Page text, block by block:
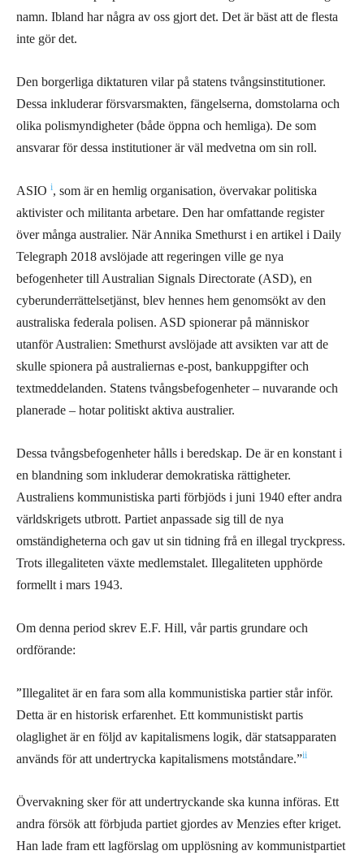
namn. Ibland har några av oss gjort det. Det är bäst att de flesta
inte gör det.
Den borgerliga diktaturen vilar på statens tvångsinstitutioner.
Dessa inkluderar försvarsmakten, fängelserna, domstolarna och
olika polismyndigheter (både öppna och hemliga). De som
ansvarar för dessa institutioner är väl medvetna om sin roll.
ASIO i, som är en hemlig organisation, övervakar politiska
aktivister och militanta arbetare. Den har omfattande register
över många australier. När Annika Smethurst i en artikel i Daily
Telegraph 2018 avslöjade att regeringen ville ge nya
befogenheter till Australian Signals Directorate (ASD), en
cyberunderrättelsetjänst, blev hennes hem genomsökt av den
australiska federala polisen. ASD spionerar på människor
utanför Australien: Smethurst avslöjade att avsikten var att de
skulle spionera på australiernas e-post, bankuppgifter och
textmeddelanden. Statens tvångsbefogenheter – nuvarande och
planerade – hotar politiskt aktiva australier.
Dessa tvångsbefogenheter hålls i beredskap. De är en konstant i
en blandning som inkluderar demokratiska rättigheter.
Australiens kommunistiska parti förbjöds i juni 1940 efter andra
världskrigets utbrott. Partiet anpassade sig till de nya
omständigheterna och gav ut sin tidning frå en illegal tryckpress.
Trots illegaliteten växte medlemstalet. Illegaliteten upphörde
formellt i mars 1943.
Om denna period skrev E.F. Hill, vår partis grundare och
ordförande:
”Illegalitet är en fara som alla kommunistiska partier står inför.
Detta är en historisk erfarenhet. Ett kommunistiskt partis
olaglighet är en följd av kapitalismens logik, där statsapparaten
används för att undertrycka kapitalismens motståndare.”ii
Övervakning sker för att undertryckande ska kunna införas. Ett
andra försök att förbjuda partiet gjordes av Menzies efter kriget.
Han lade fram ett lagförslag om upplösning av kommunistpartiet